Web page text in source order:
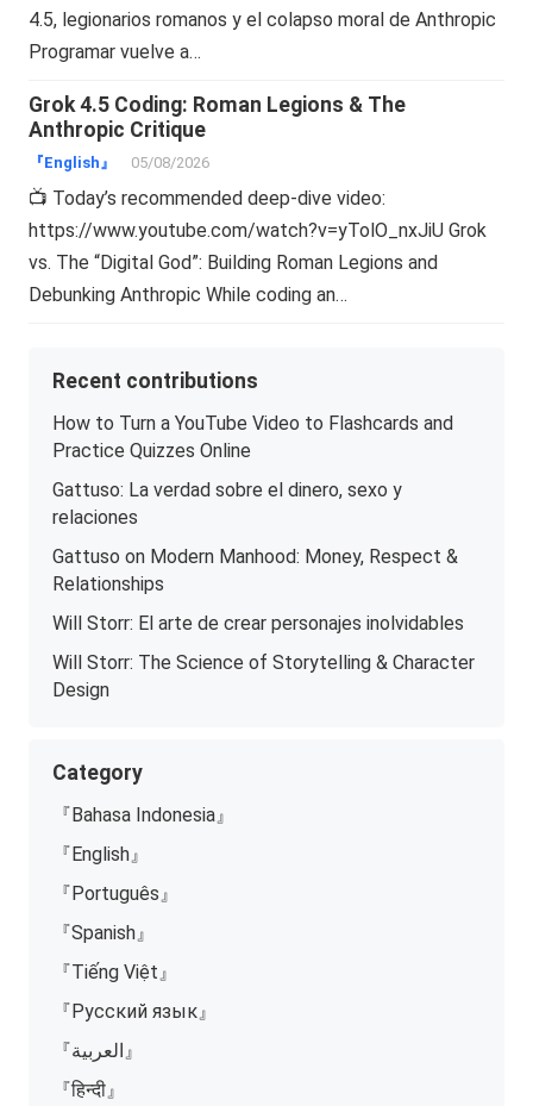
4.5, legionarios romanos y el colapso moral de Anthropic
Programar vuelve a…
Grok 4.5 Coding: Roman Legions & The
Anthropic Critique
『English』 05/08/2026
📺 Today’s recommended deep-dive video:
https://www.youtube.com/watch?v=yTolO_nxJiU Grok
vs. The “Digital God”: Building Roman Legions and
Debunking Anthropic While coding an…
Recent contributions
How to Turn a YouTube Video to Flashcards and
Practice Quizzes Online
Gattuso: La verdad sobre el dinero, sexo y
relaciones
Gattuso on Modern Manhood: Money, Respect &
Relationships
Will Storr: El arte de crear personajes inolvidables
Will Storr: The Science of Storytelling & Character
Design
Category
『Bahasa Indonesia』
『English』
『Português』
『Spanish』
『Tiếng Việt』
『Русский язык』
『العربية』
『हिन्दी』